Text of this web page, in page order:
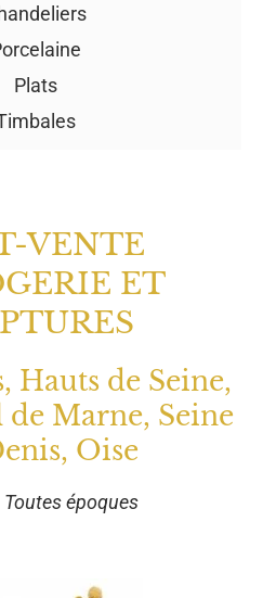
Plats
VENTE
ET
Hauts de Seine,
de Marne, Seine
Oise
Toutes époques